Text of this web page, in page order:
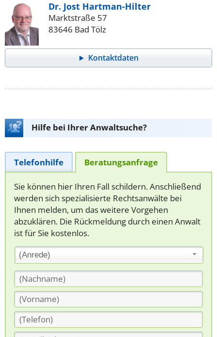
Dr. Jost Hartman-Hilter
Marktstraße 57
83646 Bad Tölz
Kontaktdaten
Hilfe bei Ihrer Anwaltsuche?
Telefonhilfe Beratungsanfrage
Sie können hier Ihren Fall schildern. Anschließend
werden sich spezialisierte Rechtsanwälte bei
Ihnen melden, um das weitere Vorgehen
abzuklären. Die Rückmeldung durch einen Anwalt
ist für Sie kostenlos.
(Anrede)